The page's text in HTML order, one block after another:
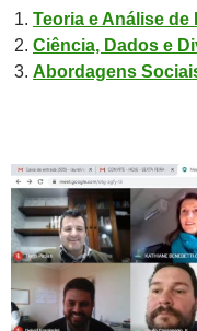
Teoria e Análise de
Ciência, Dados e
Abordagens